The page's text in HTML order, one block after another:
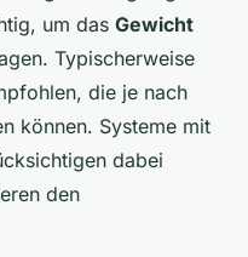
um das Gewicht
Typischerweise
die je nach
können. Systeme mit
dabei
den